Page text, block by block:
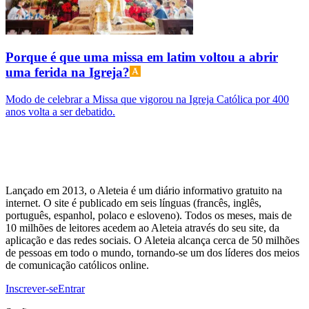
Porque é que uma missa em latim voltou a abrir
uma ferida na Igreja?
Modo de celebrar a Missa que vigorou na Igreja Católica por 400
anos volta a ser debatido.
Lançado em 2013, o Aleteia é um diário informativo gratuito na
internet. O site é publicado em seis línguas (francês, inglês,
português, espanhol, polaco e esloveno). Todos os meses, mais de
10 milhões de leitores acedem ao Aleteia através do seu site, da
aplicação e das redes sociais. O Aleteia alcança cerca de 50 milhões
de pessoas em todo o mundo, tornando-se um dos líderes dos meios
de comunicação católicos online.
Inscrever-seEntrar